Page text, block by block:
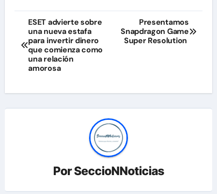
Navegación
de
entradas
ESET advierte sobre
una nueva estafa
para invertir dinero
que comienza como
una relación
amorosa
Presentamos
Snapdragon Game
Super Resolution
PorSeccioNNoticias